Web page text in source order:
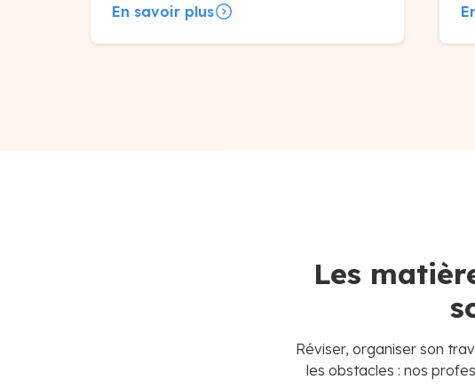
En savoir plus
Les
Réviser, organiser son
les obstacles : nos